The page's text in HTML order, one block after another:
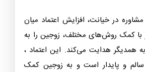
در خیانت، افزایش اعتماد میان
کمک روش‌های مختلف، زوجین را به
همدیگر هدایت می‌کند. این اعتماد ،
سالم و پایدار است و به زوجین کمک